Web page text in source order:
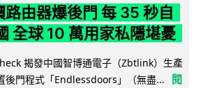
由器爆後門 每 35 秒自
全球 10 萬用家私隱堪憂
揭發中國智博通電子（Zbtlink）生產
後門程式「Endlessdoors」（無盡...
閱